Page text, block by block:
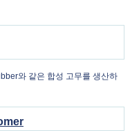
와 같은 합성 고무를 생산하